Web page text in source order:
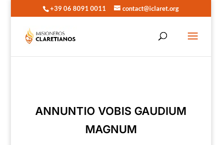
+39 06 8091 0011 contact@iclaret.org
ANNUNTIO VOBIS GAUDIUM
MAGNUM